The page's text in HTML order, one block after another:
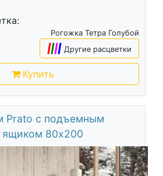
Рогожка Тетра Голубой
|||| Другие расцветки
Купить
Prato с подъемным
80х200